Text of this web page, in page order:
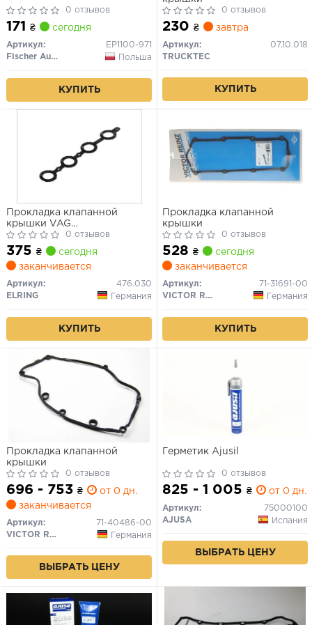
0 отзывов
171 ₴ сегодня
Артикул:
EP1100-971
Fischer Automotive One (FA1)
Польша
КУПИТЬ
0 отзывов
230 ₴ завтра
Артикул:
07.10.018
TRUCKTEC
КУПИТЬ
Прокладка клапанной
крышки VAG
A3/A4/A6/SKODAOctavia/Golf4/Bora/Passat
95-06 1.8T20v
0 отзывов
375 ₴
сегодня
заканчивается
Артикул:
476.030
ELRING
Германия
КУПИТЬ
Прокладка клапанной
крышки
0 отзывов
528 ₴
сегодня
заканчивается
Артикул:
71-31691-00
VICTOR REINZ
Германия
КУПИТЬ
Прокладка клапанной
крышки
0 отзывов
696 - 753 ₴
от 0 дн.
заканчивается
Артикул:
71-40486-00
VICTOR REINZ
Германия
ВЫБРАТЬ ЦЕНУ
Герметик Ajusil
0 отзывов
825 - 1 005 ₴ от 0 дн.
Артикул:
75000100
AJUSA
Испания
ВЫБРАТЬ ЦЕНУ